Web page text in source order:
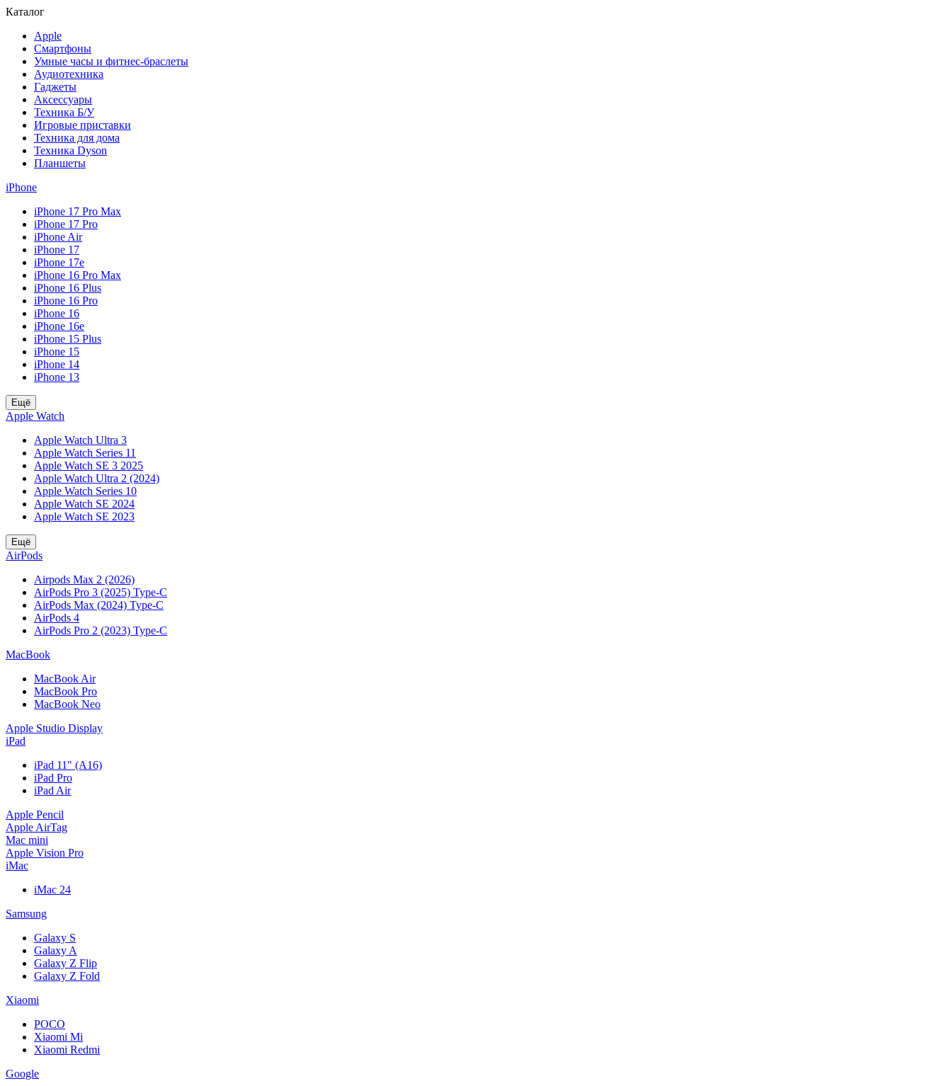
Каталог
Apple
Смартфоны
Умные часы и фитнес-браслеты
Аудиотехника
Гаджеты
Аксессуары
Техника Б/У
Игровые приставки
Техника для дома
Техника Dyson
Планшеты
iPhone
iPhone 17 Pro Max
iPhone 17 Pro
iPhone Air
iPhone 17
iPhone 17e
iPhone 16 Pro Max
iPhone 16 Plus
iPhone 16 Pro
iPhone 16
iPhone 16e
iPhone 15 Plus
iPhone 15
iPhone 14
iPhone 13
Ещё
Apple Watch
Apple Watch Ultra 3
Apple Watch Series 11
Apple Watch SE 3 2025
Apple Watch Ultra 2 (2024)
Apple Watch Series 10
Apple Watch SE 2024
Apple Watch SE 2023
Ещё
AirPods
Airpods Max 2 (2026)
AirPods Pro 3 (2025) Type-C
AirPods Max (2024) Type-C
AirPods 4
AirPods Pro 2 (2023) Type-C
MacBook
MacBook Air
MacBook Pro
MacBook Neo
Apple Studio Display
iPad
iPad 11" (A16)
iPad Pro
iPad Air
Apple Pencil
Apple AirTag
Mac mini
Apple Vision Pro
iMac
iMac 24
Samsung
Galaxy S
Galaxy A
Galaxy Z Flip
Galaxy Z Fold
Xiaomi
POCO
Xiaomi Mi
Xiaomi Redmi
Google